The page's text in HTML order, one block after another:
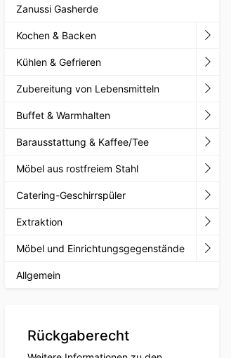
Zanussi Gasherde
Kochen & Backen
Kühlen & Gefrieren
Zubereitung von Lebensmitteln
Buffet & Warmhalten
Barausstattung & Kaffee/Tee
Möbel aus rostfreiem Stahl
Catering-Geschirrspüler
Extraktion
Möbel und Einrichtungsgegenstände
Allgemein
Rückgaberecht